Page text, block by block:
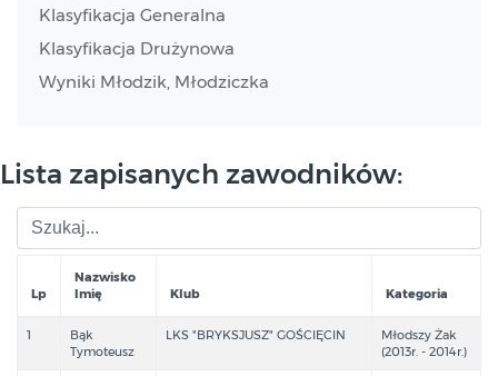
Klasyfikacja Generalna
Klasyfikacja Drużynowa
Wyniki Młodzik, Młodziczka
Lista zapisanych zawodników:
Lp
Nazwisko
Imię
Klub Kategoria
1
Bąk
Tymoteusz
LKS "BRYKSJUSZ" GOŚCIĘCIN
Młodszy Żak
(2013r. - 2014r.)